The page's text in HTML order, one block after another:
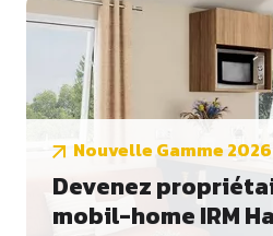
Nouvelle Gamme 2026
Devenez
mobil-home IRM